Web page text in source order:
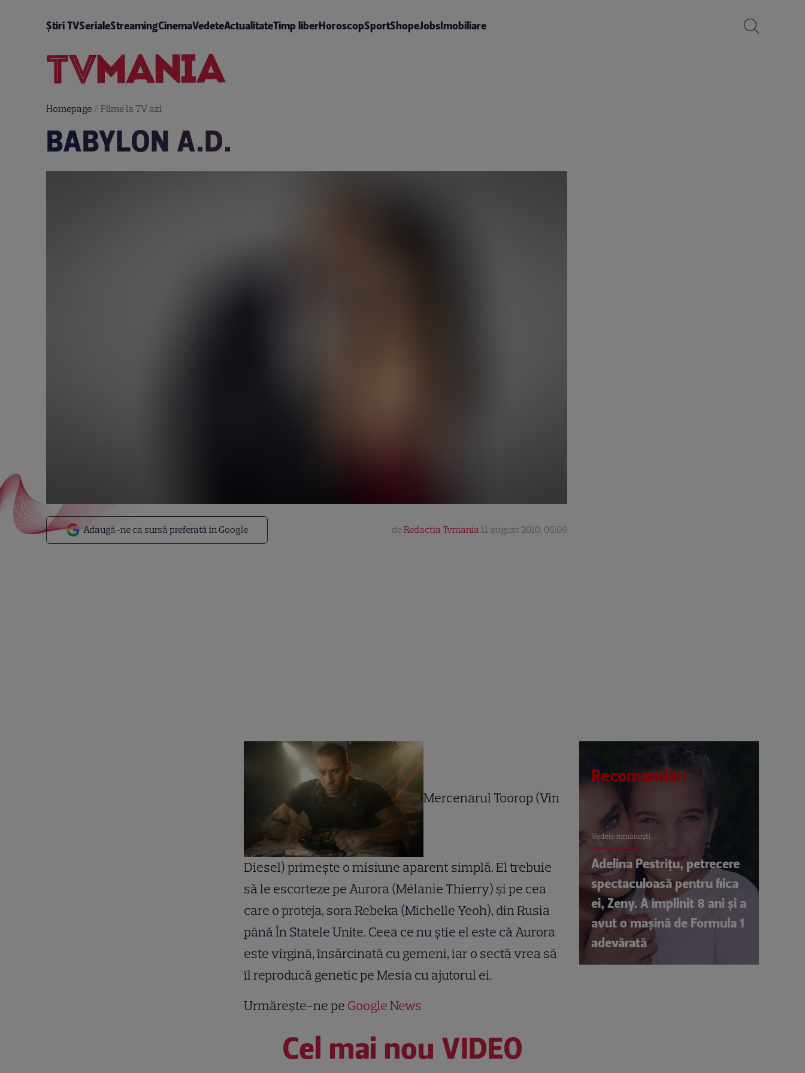
Știri TVSerialeStreamingCinemaVedeteActualitateTimp liberHoroscopSportShopeJobsImobiliare
Homepage/ Filme la TV azi
BABYLON A.D.
Adaugă-ne ca sursă preferată în Google deRedactia Tvmania 11 august 2010, 06:06
Mercenarul Toorop (Vin
Diesel) primeşte o misiune aparent simplă. El trebuie
să le escorteze pe Aurora (Mélanie Thierry) şi pe cea
care o proteja, sora Rebeka (Michelle Yeoh), din Rusia
până În Statele Unite. Ceea ce nu ştie el este că Aurora
este virgină, însărcinată cu gemeni, iar o sectă vrea să
îl reproducă genetic pe Mesia cu ajutorul ei.
Urmărește-ne pe Google News
Cel mai nou VIDEO
Recomandări
Vedete româneşti
Adelina Pestrițu, petrecere
spectaculoasă pentru fiica
ei, Zeny. A împlinit 8 ani și a
avut o mașină de Formula 1
adevărată